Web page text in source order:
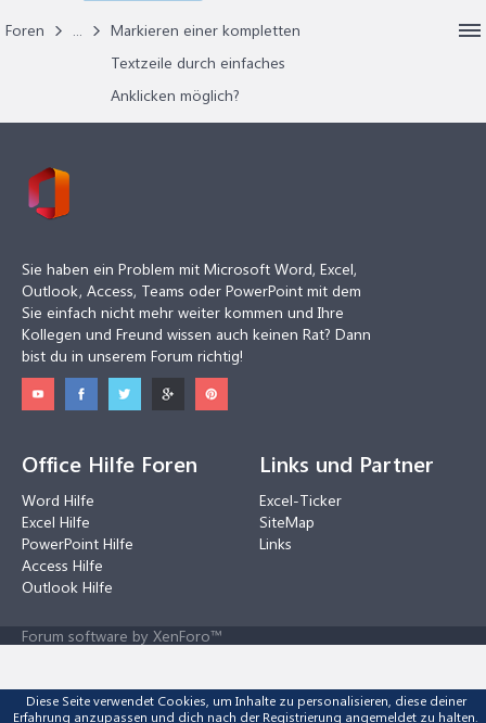
Foren ...
Markieren einer kompletten
Textzeile durch einfaches
Anklicken möglich?
Sie haben ein Problem mit Microsoft Word, Excel,
Outlook, Access, Teams oder PowerPoint mit dem
Sie einfach nicht mehr weiter kommen und Ihre
Kollegen und Freund wissen auch keinen Rat? Dann
bist du in unserem Forum richtig!
Office Hilfe Foren
Word Hilfe
Excel Hilfe
PowerPoint Hilfe
Access Hilfe
Outlook Hilfe
Links und Partner
Excel-Ticker
SiteMap
Links
Forum software by XenForo™
Diese Seite verwendet Cookies, um Inhalte zu personalisieren, diese deiner
Erfahrung anzupassen und dich nach der Registrierung angemeldet zu halten.